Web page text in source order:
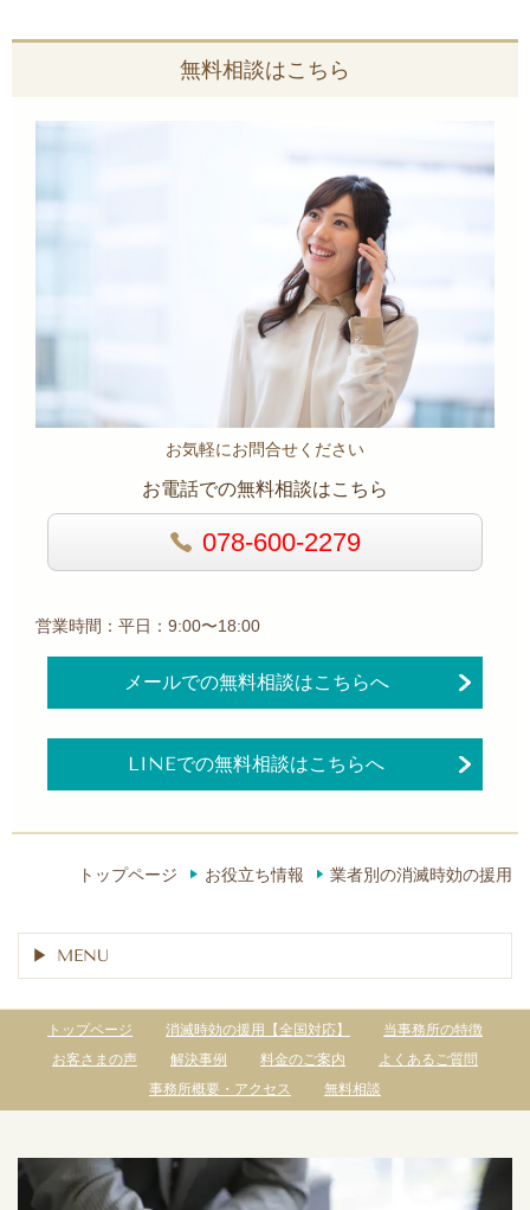
無料相談はこちら
お気軽にお問合せください
お電話での無料相談はこちら
078-600-2279
営業時間：平日：9:00〜18:00
メールでの無料相談はこちらへ
LINEでの無料相談はこちらへ
トップページ お役立ち情報 業者別の消滅時効の援用
MENU
トップページ 消滅時効の援用【全国対応】
当事務所の特徴
お客さまの声
解決事例 料金のご案内
よくあるご質問
事務所概要・アクセス
無料相談